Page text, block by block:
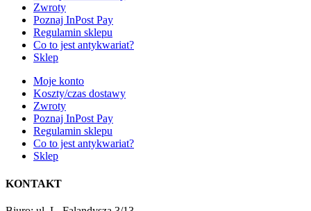
Zwroty
Poznaj InPost Pay
Regulamin sklepu
Co to jest antykwariat?
Sklep
Moje konto
Koszty/czas dostawy
Zwroty
Poznaj InPost Pay
Regulamin sklepu
Co to jest antykwariat?
Sklep
KONTAKT